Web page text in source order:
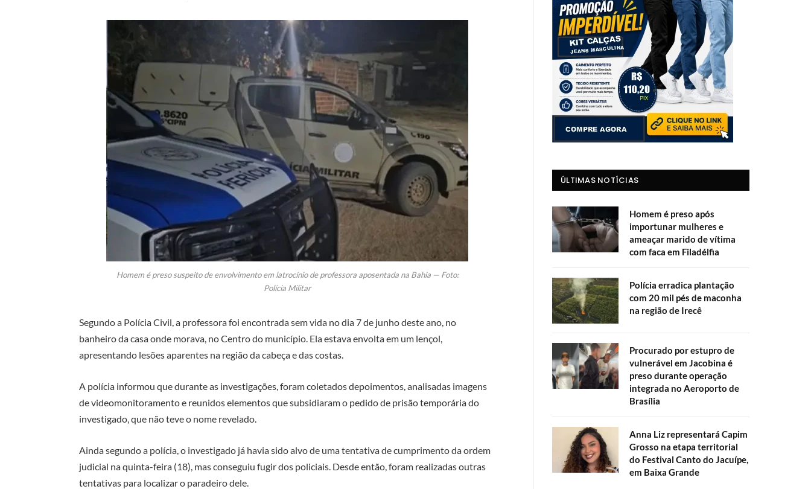
Homem é preso suspeito de envolvimento em latrocínio de professora aposentada na Bahia — Foto:
Polícia Militar
Segundo a Polícia Civil, a professora foi encontrada sem vida no dia 7 de junho deste ano, no
banheiro da casa onde morava, no Centro do município. Ela estava envolta em um lençol,
apresentando lesões aparentes na região da cabeça e das costas.
A polícia informou que durante as investigações, foram coletados depoimentos, analisadas imagens
de videomonitoramento e reunidos elementos que subsidiaram o pedido de prisão temporária do
investigado, que não teve o nome revelado.
Ainda segundo a polícia, o investigado já havia sido alvo de uma tentativa de cumprimento da ordem
judicial na quinta-feira (18), mas conseguiu fugir dos policiais. Desde então, foram realizadas outras
tentativas para localizar o paradeiro dele.
ÚLTIMAS NOTÍCIAS
Homem é preso após
importunar mulheres e
ameaçar marido de vítima
com faca em Filadélfia
Polícia erradica plantação
com 20 mil pés de maconha
na região de Irecê
Procurado por estupro de
vulnerável em Jacobina é
preso durante operação
integrada no Aeroporto de
Brasília
Anna Liz representará Capim
Grosso na etapa territorial
do Festival Canto do Jacuípe,
em Baixa Grande